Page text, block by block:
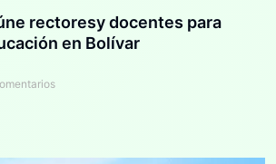
rectoresy docentes para
en Bolívar